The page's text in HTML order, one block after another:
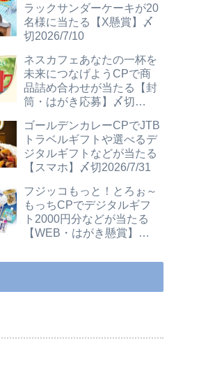
ラックサンダーケーキが20
名様に当たる【X懸賞】〆
切2026/7/10
ネスカフェあなたの一杯を
未来につなげようCPで商
品詰め合わせが当たる【封
筒・はがき応募】〆切
ゴールデンカレーCPでJTB
トラベルギフトや選べるデ
ジタルギフトなどが当たる
【スマホ】〆切2026/7/31
フジッコもっと！とろぉ～
もっちCPでデジタルギフ
ト2000円分などが当たる
【WEB・はがき懸賞】〆